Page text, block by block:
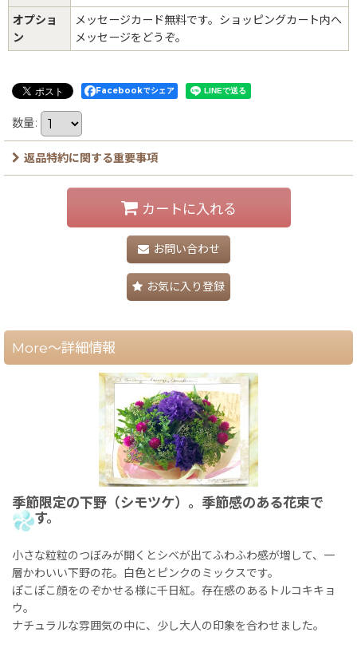
オプショ
ン
メッセージカード無料です。ショッピングカート内へ
メッセージをどうぞ。
Facebookでシェア
数量:
返品特約に関する重要事項
カートに入れる
お問い合わせ
お気に入り登録
More～詳細情報
季節限定の下野（シモツケ）。季節感のある花束で
す。
小さな粒粒のつぼみが開くとシベが出てふわふわ感が増して、一
層かわいい下野の花。白色とピンクのミックスです。
ぽこぽこ顔をのぞかせる様に千日紅。存在感のあるトルコキキョ
ウ。
ナチュラルな雰囲気の中に、少し大人の印象を合わせました。